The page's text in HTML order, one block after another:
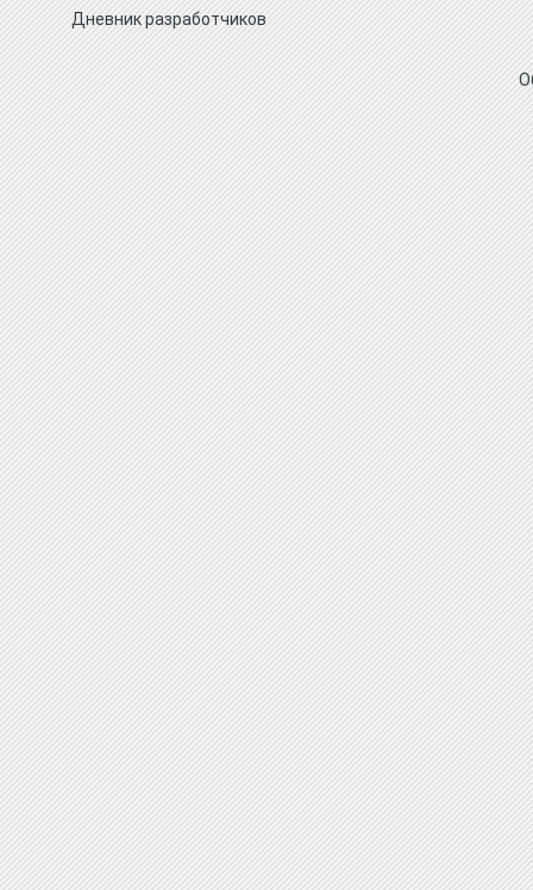
Дневник разработчиков